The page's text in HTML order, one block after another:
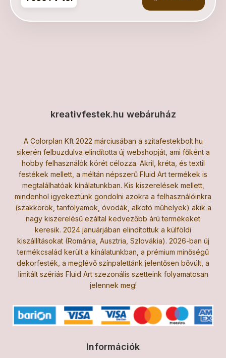
kreativfestek.hu webáruház
A Colorplan Kft 2022 márciusában a szitafestekbolt.hu
sikerén felbuzdulva elindította új webshopját, ami főként a
hobby felhasználók körét célozza. Akril, kréta, és textil
festékek mellett, a méltán népszerű Fluid Art termékek is
megtalálhatóak kínálatunkban. Kis kiszerelések mellett,
mindenhol igyekeztünk gondolni azokra a felhasználóinkra
(szakkörök, tanfolyamok, óvodák, alkotó műhelyek) akik a
nagy kiszerelésű ezáltal kedvezőbb árú termékeket
keresik. 2024 januárjában elindítottuk a külföldi
kiszállításokat (Románia, Ausztria, Szlovákia). 2026-ban új
termékcsalád került a kínálatunkban, a prémium minőségű
dekorfesték, a meglévő színpalettánk jelentősen bővült, a
limitált szériás Fluid Art szezonális szetteink folyamatosan
jelennek meg!
Információk